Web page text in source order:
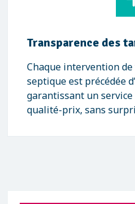
Transparence des
Chaque intervention de
septique est précédée
garantissant un
qualité-prix, sans